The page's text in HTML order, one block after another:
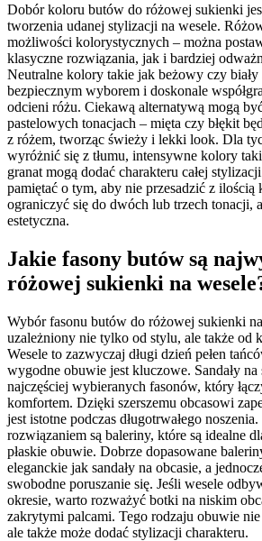
Dobór koloru butów do różowej sukienki
tworzenia udanej stylizacji na wesele.
możliwości kolorystycznych – można
klasyczne rozwiązania, jak i bardziej
Neutralne kolory takie jak beżowy czy biały
bezpiecznym wyborem i doskonale
odcieni różu. Ciekawą alternatywą mogą
pastelowych tonacjach – mięta czy błękit
z różem, tworząc świeży i lekki look. Dla
wyróżnić się z tłumu, intensywne kolory
granat mogą dodać charakteru całej
pamiętać o tym, aby nie przesadzić z
ograniczyć się do dwóch lub trzech tonacji,
estetyczna.
Jakie fasony butów są
różowej sukienki na
Wybór fasonu butów do różowej sukienki
uzależniony nie tylko od stylu, ale także od
Wesele to zazwyczaj długi dzień pełen
wygodne obuwie jest kluczowe. Sandały na
najczęściej wybieranych fasonów, który
komfortem. Dzięki szerszemu obcasowi
jest istotne podczas długotrwałego
rozwiązaniem są baleriny, które są idealne
płaskie obuwie. Dobrze dopasowane
eleganckie jak sandały na obcasie, a
swobodne poruszanie się. Jeśli wesele
okresie, warto rozważyć botki na niskim
zakrytymi palcami. Tego rodzaju obuwie
ale także może dodać stylizacji charakteru.